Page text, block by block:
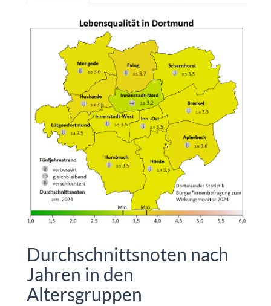
Durchschnittsnoten nach
Jahren in den
Altersgruppen